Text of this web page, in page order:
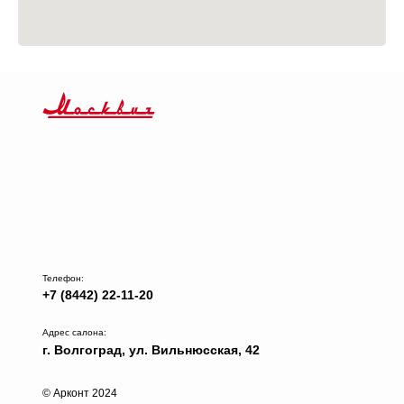
Адрес салона:
г. Волгоград, ул. Вильнюсская, 42
+7 (8442) 22-11-20
Телефон:
© Арконт 2024